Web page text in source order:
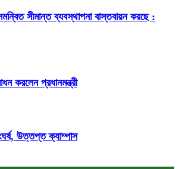
সীমান্ত ব্যবস্থাপনা বাস্তবায়ন করছে :
করলেন প্রধানমন্ত্রী
উত্তপ্ত ক্যাম্পাস